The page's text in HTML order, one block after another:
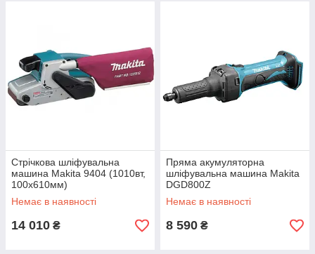
Стрічкова шліфувальна
машина Makita 9404 (1010вт,
100х610мм)
Немає в наявності
14 010 ₴
Пряма акумуляторна
шліфувальна машина Makita
DGD800Z
Немає в наявності
8 590 ₴